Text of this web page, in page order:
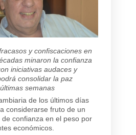
y confiscaciones en
minaron la confianza
iniciativas audaces y
consolidar la paz
semanas
de los últimos días
considerarse fruto de un
confianza en el peso por
económicos.